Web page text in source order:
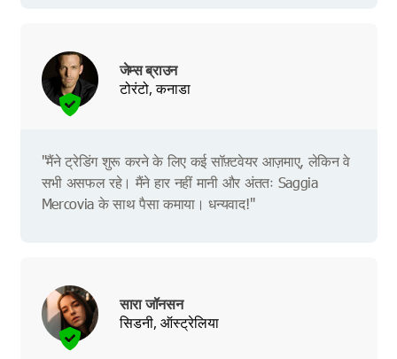
जेम्स ब्राउन
टोरंटो, कनाडा
"मैंने ट्रेडिंग शुरू करने के लिए कई सॉफ़्टवेयर आज़माए, लेकिन वे
सभी असफल रहे। मैंने हार नहीं मानी और अंततः Saggia
Mercovia के साथ पैसा कमाया। धन्यवाद!"
सारा जॉनसन
सिडनी, ऑस्ट्रेलिया